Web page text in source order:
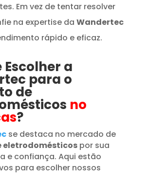
Em vez de tentar resolver
na expertise da Wandertec
rápido e eficaz.
Escolher a
para o
de
no
?
se destaca no mercado de
eletrodomésticospor sua
e confiança. Aqui estão
para escolher nossos